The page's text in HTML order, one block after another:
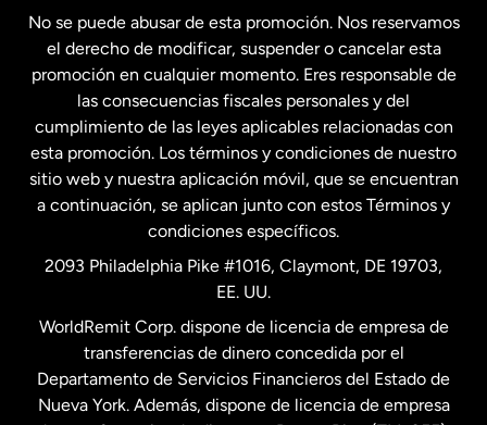
Francia
Malasia
Nueva Zelanda
Países Bajos
Suecia
No se puede abusar de esta promoción. Nos reservamos
el derecho de modificar, suspender o cancelar esta
promoción en cualquier momento. Eres responsable de
las consecuencias fiscales personales y del
cumplimiento de las leyes aplicables relacionadas con
esta promoción. Los términos y condiciones de nuestro
sitio web y nuestra aplicación móvil, que se encuentran
a continuación, se aplican junto con estos Términos y
condiciones específicos.
2093 Philadelphia Pike #1016, Claymont, DE 19703,
EE. UU.
WorldRemit Corp. dispone de licencia de empresa de
transferencias de dinero concedida por el
Departamento de Servicios Financieros del Estado de
Nueva York. Además, dispone de licencia de empresa